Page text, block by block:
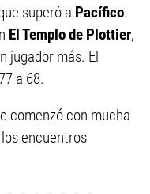
superó a Pacífico.
El Templo de Plottier,
jugador más. El
a 68.
comenzó con mucha
encuentros